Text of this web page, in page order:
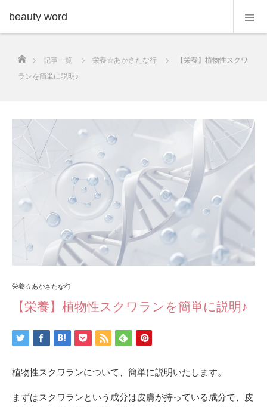
beauty word
ホーム
記事一覧 栄養☆あかさたな行
【栄養】植物性スクワ
ランを簡単に説明♪
栄養☆あかさたな行
【栄養】植物性スクワランを簡単に説明♪
植物性スクワランについて、簡単に説明いたします。
まずはスクワランという成分は皮膚が持っている成分で、皮